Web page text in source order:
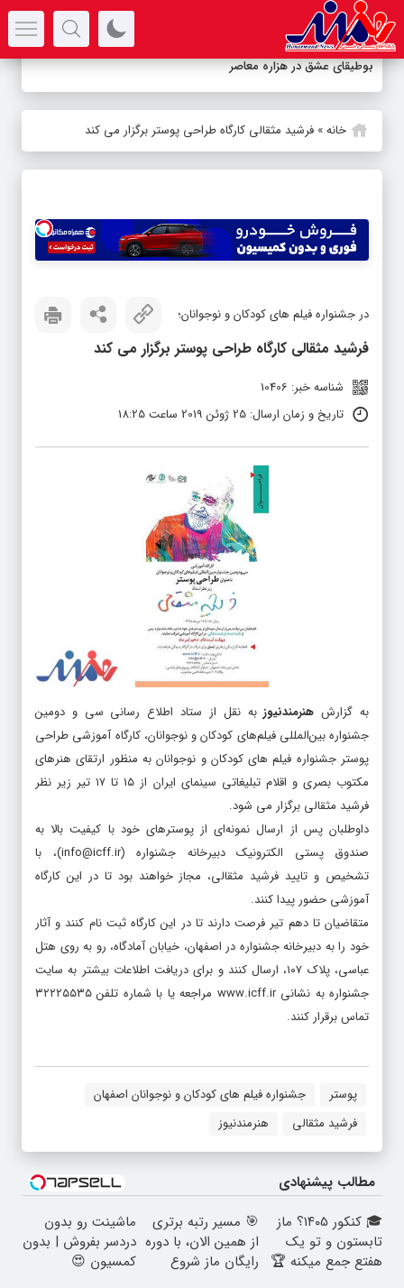
بوطیقای عشق در هزاره معاصر
خانه» فرشید مثقالی کارگاه طراحی پوستر برگزار می کند
در جشنواره فیلم های کودکان و نوجوانان؛
فرشید مثقالی کارگاه طراحی پوستر برگزار می کند
شناسه خبر: 10406
تاریخ و زمان ارسال: 25 ژوئن 2019 ساعت 18:25
به گزارش هنرمندنیوزبه نقل از ستاد اطلاع رسانی سی و دومین
جشنواره بین‌المللی فیلم‌های کودکان و نوجوانان، کارگاه آموزشی طراحی
پوستر جشنواره فیلم های کودکان و نوجوانان به منظور ارتقای هنرهای
مکتوب بصری و اقلام تبلیغاتی سینمای ایران از ١۵ تا ١٧ تیر زیر نظر
فرشید مثقالی برگزار می شود.
داوطلبان پس از ارسال نمونه‌ای از پوسترهای خود با کیفیت بالا به
صندوق پستی الکترونیک دبیرخانه جشنواره (info@icff.ir)، با
تشخیص و تایید فرشید مثقالی، مجاز خواهند بود تا در این کارگاه
آموزشی حضور پیدا کنند.
متقاضیان تا دهم تیر فرصت دارند تا در این کارگاه ثبت نام کنند و آثار
خود را به دبیرخانه جشنواره در اصفهان، خیابان آمادگاه، رو به روی هتل
عباسی، پلاک ۱۰۷، ارسال کنند و برای دریافت اطلاعات بیشتر به سایت
جشنواره به نشانی www.icff.ir مراجعه یا با شماره تلفن ۳۲۲۲۵۵۳۵
تماس برقرار کنند.
پوستر
جشنواره فیلم های کودکان و نوجوانان اصفهان
فرشید مثقالی
هنرمندنیوز
مطالب پیشنهادی
🎓 کنکور ۱۴۰5؟ ماز
تابستون و تو یک
هفتع جمع میکنه 🏆
🎯 مسیر رتبه برتری
از همین الان، با دوره
رایگان ماز شروع
ماشینت رو بدون
دردسر بفروش | بدون
کمسیون 😍